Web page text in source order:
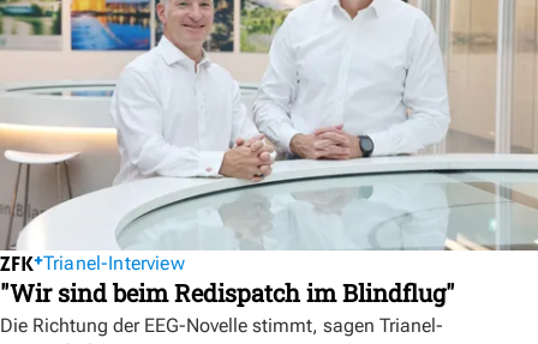
Trianel-Interview
"Wir sind beim Redispatch im Blindflug"
Die Richtung der EEG-Novelle stimmt, sagen Trianel-